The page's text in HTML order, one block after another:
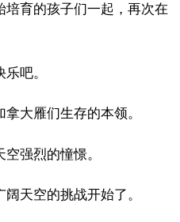
育的孩子们一起，再次在
吧。
大雁们生存的本领。
强烈的憧憬。
天空的挑战开始了。